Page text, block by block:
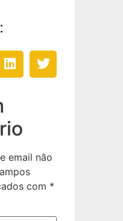
email não
com *